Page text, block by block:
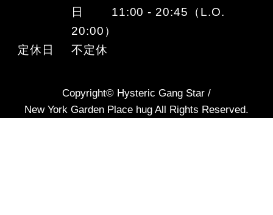
日 11:00 - 20:45（L.O.
20:00）
定休日
不定休
Copyright© Hysteric Gang Star /
New York Garden Place hug All Rights Reserved.